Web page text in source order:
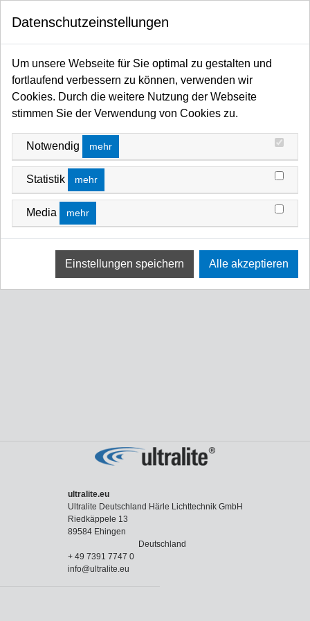
Startseite
Traversen / Rigging Kettenzüge / Anschlagmittel / Arbeitsschutz
HIGH LOAD ROOF
FILTERN NACH SORTIEREN NACH
Keine Ergebnisse
Wir konnten keine Übereinstimmung für diese Filter
finden.
Bitte versuchen Sie eine andere Wahl.
ultralite.eu
Ultralite Deutschland Härle Lichttechnik GmbH
Riedkäppele 13
89584 Ehingen
Deutschland
+ 49 7391 7747 0
info@ultralite.eu
Datenschutzeinstellungen
Um unsere Webseite für Sie optimal zu gestalten und
fortlaufend verbessern zu können, verwenden wir
Cookies. Durch die weitere Nutzung der Webseite
stimmen Sie der Verwendung von Cookies zu.
Notwendig mehr
Statistik mehr
Media mehr